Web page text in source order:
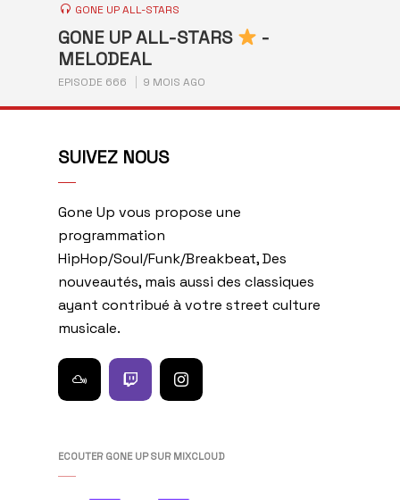
GONE UP ALL-STARS
GONE UP ALL-STARS
-
MELODEAL
EPISODE 666 9 MOIS AGO
SUIVEZ NOUS
Gone Up vous propose une
programmation
HipHop/Soul/Funk/Breakbeat, Des
nouveautés, mais aussi des classiques
ayant contribué à votre street culture
musicale.
ECOUTER GONE UP SUR MIXCLOUD